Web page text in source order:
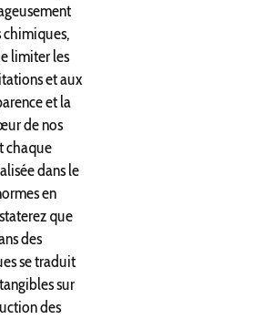
limiter les
et aux
et la
de nos
chaque
dans le
en
que
des
se traduit
sur
des